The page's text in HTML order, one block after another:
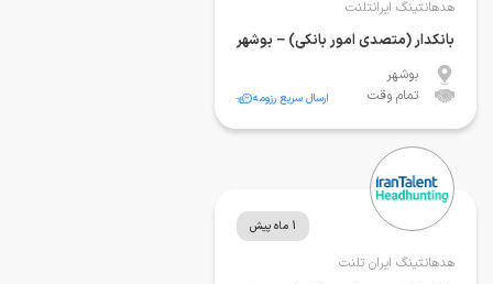
هدهانتینگ ایرانتلنت
بانکدار (متصدی امور بانکی) – بوشهر
بوشهر
تمام وقت
ارسال سریع رزومه
1 ماه پیش
هدهانتینگ ایران تلنت